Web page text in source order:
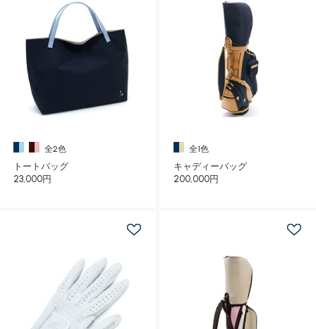
全2色
トートバッグ
23,000円
全1色
キャディーバッグ
200,000円